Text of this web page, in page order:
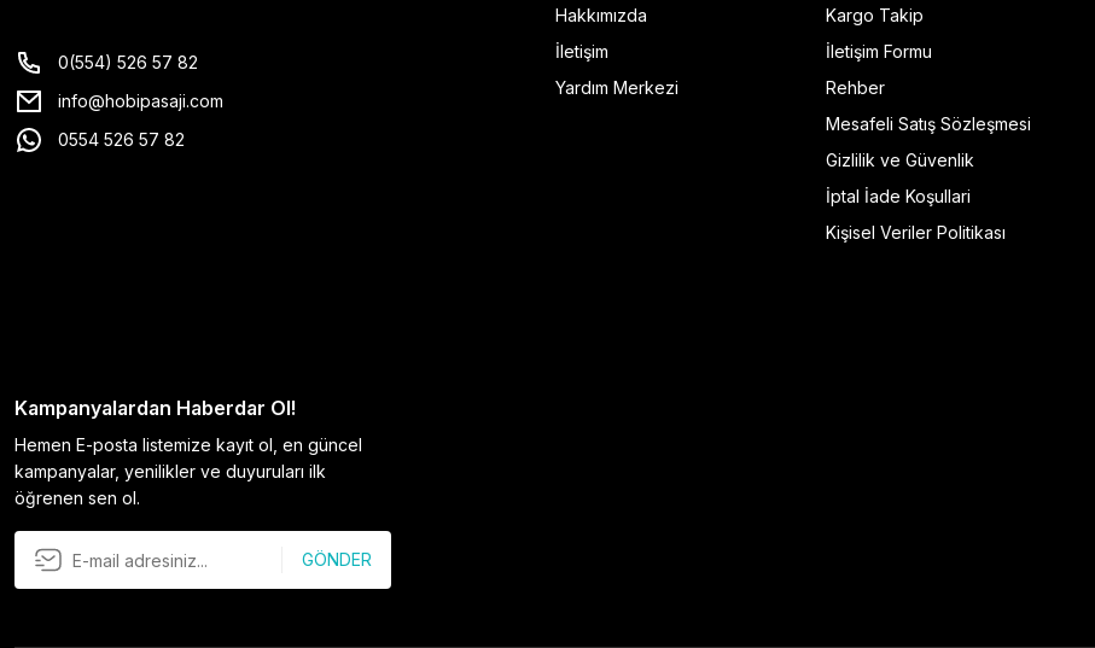
0(554) 526 57 82
info@hobipasaji.com
0554 526 57 82
Hakkımızda
İletişim
Yardım Merkezi
Kargo Takip
İletişim Formu
Rehber
Mesafeli Satış Sözleşmesi
Gizlilik ve Güvenlik
İptal İade Koşullari
Kişisel Veriler Politikası
Kampanyalardan Haberdar Ol!
Hemen E-posta listemize kayıt ol, en güncel
kampanyalar, yenilikler ve duyuruları ilk
öğrenen sen ol.
GÖNDER